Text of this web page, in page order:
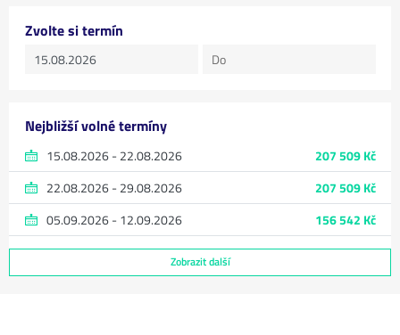
Zvolte si termín
Nejbližší volné termíny
15.08.2026 - 22.08.2026
207 509 Kč
22.08.2026 - 29.08.2026
207 509 Kč
05.09.2026 - 12.09.2026
156 542 Kč
Zobrazit další